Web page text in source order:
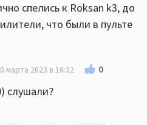
спелись к Roksan k3, до
что были в пульте
марта 2023 в 16:32 0
слушали?